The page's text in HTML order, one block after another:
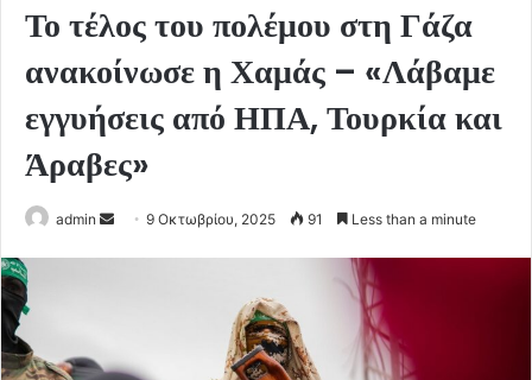
Το τέλος του πολέμου στη Γάζα
ανακοίνωσε η Χαμάς – «Λάβαμε
εγγυήσεις από ΗΠΑ, Τουρκία και
Άραβες»
admin
Send9 Οκτωβρίου, 2025 91 Less than a minute